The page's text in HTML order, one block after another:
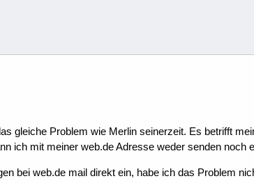
gleiche Problem wie Merlin seinerzeit. Es betrifft
ich mit meiner web.de Adresse weder senden noch
bei web.de mail direkt ein, habe ich das Problem